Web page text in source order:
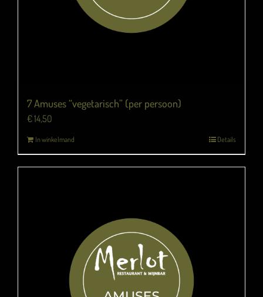
7 Amuses “vegetarisch” (per persoon)
€14,50
In winkelmand Details